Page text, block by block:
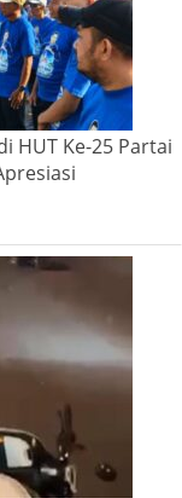
HUT Ke-25 Partai